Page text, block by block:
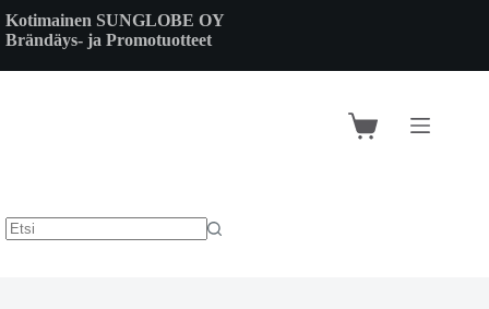
to
content
Kotimainen SUNGLOBE OY
Brändäys- ja Promotuotteet
Shopping